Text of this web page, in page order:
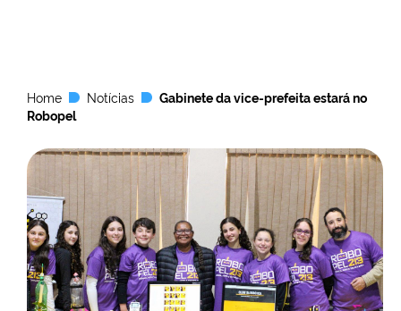
Home Notícias
Gabinete da vice-prefeita estará no
Robopel